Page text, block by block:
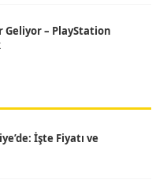
Geliyor – PlayStation
İşte Fiyatı ve